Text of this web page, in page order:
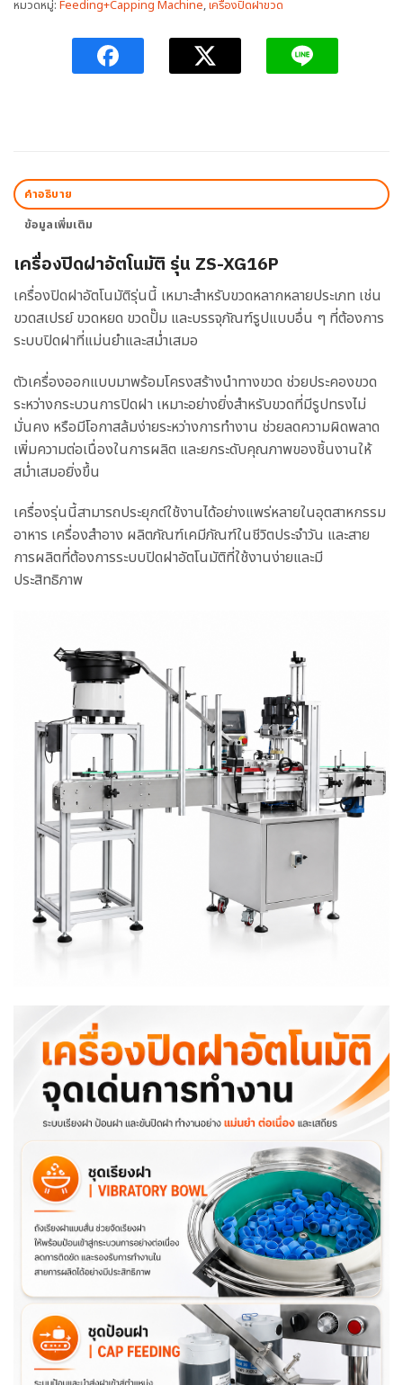
หมวดหมู่: Feeding+Capping Machine,เครื่องปิดฝาขวด
คำอธิบาย
ข้อมูลเพิ่มเติม
เครื่องปิดฝาอัตโนมัติ รุ่น ZS-XG16P
เครื่องปิดฝาอัตโนมัติรุ่นนี้ เหมาะสำหรับขวดหลากหลายประเภท เช่น
ขวดสเปรย์ ขวดหยด ขวดปั๊ม และบรรจุภัณฑ์รูปแบบอื่น ๆ ที่ต้องการ
ระบบปิดฝาที่แม่นยำและสม่ำเสมอ
ตัวเครื่องออกแบบมาพร้อมโครงสร้างนำทางขวด ช่วยประคองขวด
ระหว่างกระบวนการปิดฝา เหมาะอย่างยิ่งสำหรับขวดที่มีรูปทรงไม่
มั่นคง หรือมีโอกาสล้มง่ายระหว่างการทำงาน ช่วยลดความผิดพลาด
เพิ่มความต่อเนื่องในการผลิต และยกระดับคุณภาพของชิ้นงานให้
สม่ำเสมอยิ่งขึ้น
เครื่องรุ่นนี้สามารถประยุกต์ใช้งานได้อย่างแพร่หลายในอุตสาหกรรม
อาหาร เครื่องสำอาง ผลิตภัณฑ์เคมีภัณฑ์ในชีวิตประจำวัน และสาย
การผลิตที่ต้องการระบบปิดฝาอัตโนมัติที่ใช้งานง่ายและมี
ประสิทธิภาพ